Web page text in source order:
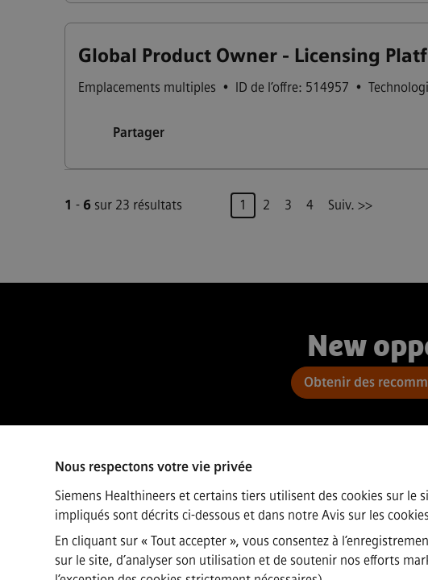
Nous respectons votre vie privée
Siemens Healthineers et certains tiers utilisent des cookies sur
impliqués sont décrits ci-dessous et dans notre Avis sur les
En cliquant sur « Tout accepter », vous consentez à
sur le site, d’analyser son utilisation et de soutenir nos efforts
Global Product Owner - Licensing
Emplacements multiples • ID de l’offre: 514957 •
Partager
1 - 6 sur 23 résultats Page
1 2 3 4 Suiv. >>
New
Obtenir des
Connect